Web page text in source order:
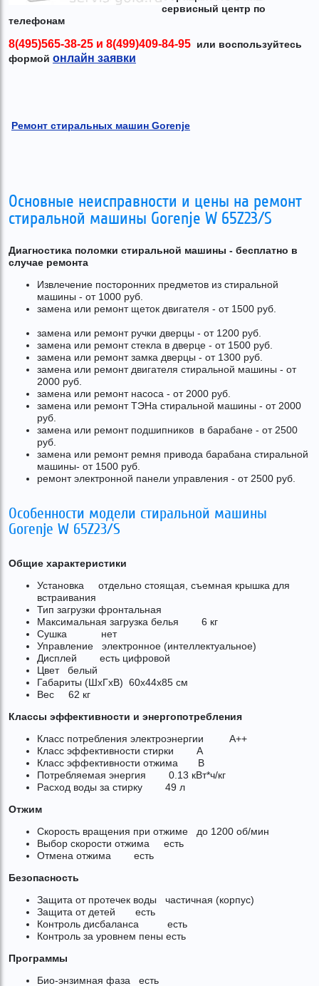
сервисный центр по
телефонам
8(495)565-38-25 и 8(499)409-84-95 или воспользуйтесь
формой онлайн заявки
Ремонт стиральных машин Gorenje
Основные неисправности и цены на ремонт
стиральной машины Gorenje W 65Z23/S
Диагностика поломки стиральной машины - бесплатно в
случае ремонта
Извлечение посторонних предметов из стиральной
машины - от 1000 руб.
замена или ремонт щеток двигателя - от 1500 руб.
замена или ремонт ручки дверцы - от 1200 руб.
замена или ремонт стекла в дверце - от 1500 руб.
замена или ремонт замка дверцы - от 1300 руб.
замена или ремонт двигателя стиральной машины - от
2000 руб.
замена или ремонт насоса - от 2000 руб.
замена или ремонт ТЭНа стиральной машины - от 2000
руб.
замена или ремонт подшипников в барабане - от 2500
руб.
замена или ремонт ремня привода барабана стиральной
машины- от 1500 руб.
ремонт электронной панели управления - от 2500 руб.
Особенности модели стиральной машины
Gorenje W 65Z23/S
Общие характеристики
Установка отдельно стоящая, съемная крышка для
встраивания
Тип загрузки фронтальная
Максимальная загрузка белья 6 кг
Сушка нет
Управление электронное (интеллектуальное)
Дисплей есть цифровой
Цвет белый
Габариты (ШxГxВ) 60x44x85 см
Вес 62 кг
Классы эффективности и энергопотребления
Класс потребления электроэнергии A++
Класс эффективности стирки A
Класс эффективности отжима B
Потребляемая энергия 0.13 кВт*ч/кг
Расход воды за стирку 49 л
Отжим
Скорость вращения при отжиме до 1200 об/мин
Выбор скорости отжима есть
Отмена отжима есть
Безопасность
Защита от протечек воды частичная (корпус)
Защита от детей есть
Контроль дисбаланса есть
Контроль за уровнем пены есть
Программы
Био-энзимная фаза есть